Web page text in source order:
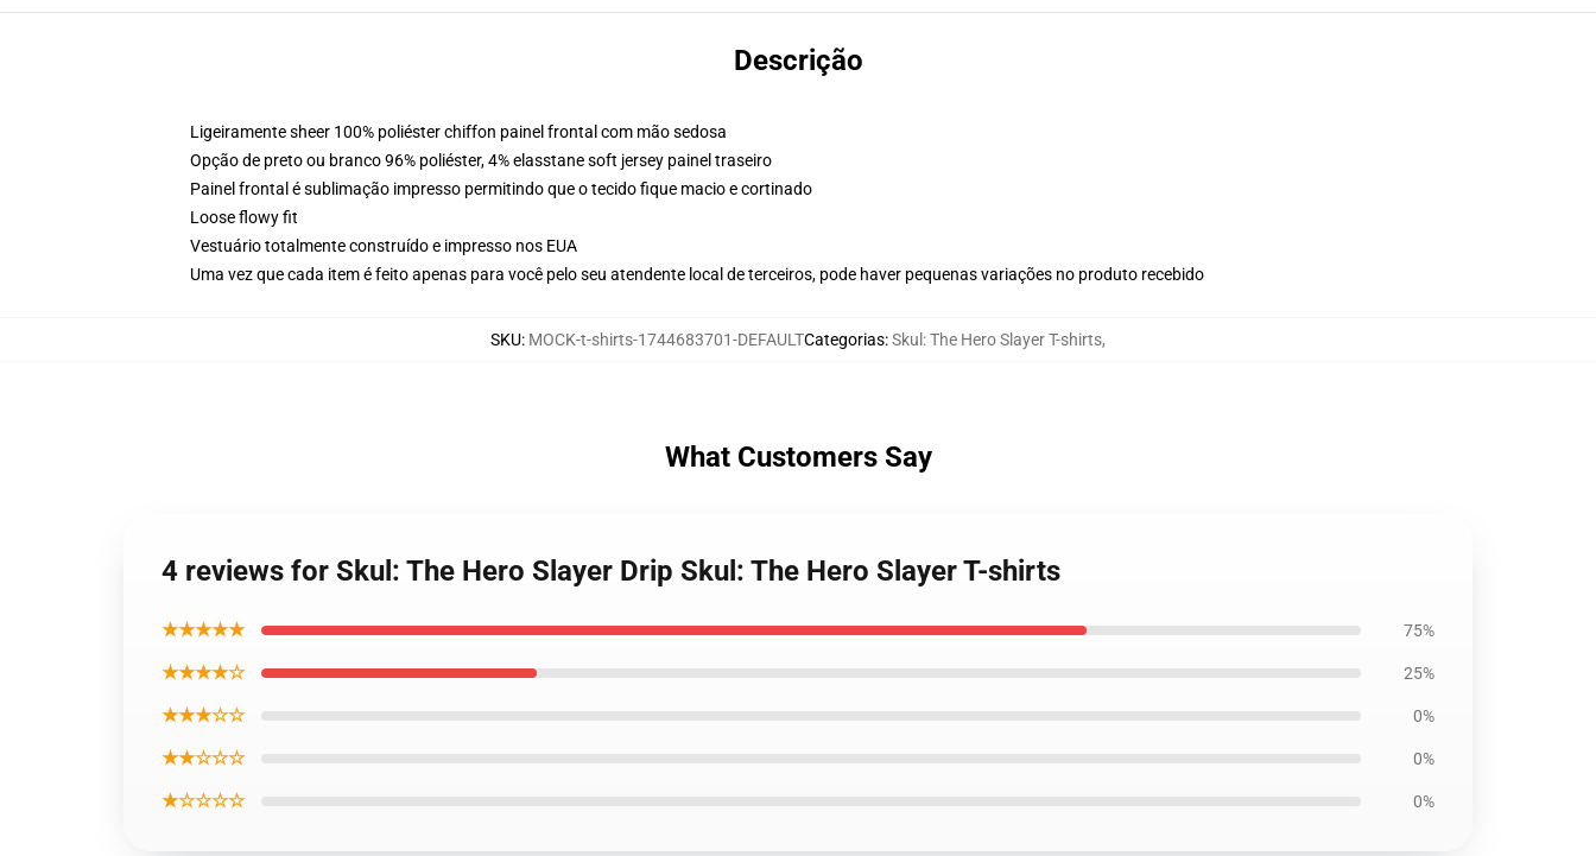
Descrição
Ligeiramente sheer 100% poliéster chiffon painel frontal com mão sedosa
Opção de preto ou branco 96% poliéster, 4% elasstane soft jersey painel traseiro
Painel frontal é sublimação impresso permitindo que o tecido fique macio e cortinado
Loose flowy fit
Vestuário totalmente construído e impresso nos EUA
Uma vez que cada item é feito apenas para você pelo seu atendente local de terceiros, pode haver pequenas variações no produto recebido
SKU: MOCK-t-shirts-1744683701-DEFAULTCategorias:Skul: The Hero Slayer T-shirts,
What Customers Say
4 reviews for Skul: The Hero Slayer Drip Skul: The Hero Slayer T-shirts
★★★★★ 75%
★★★★☆ 25%
★★★☆☆ 0%
★★☆☆☆ 0%
★☆☆☆☆ 0%